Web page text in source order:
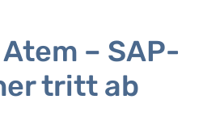
– SAP-
tritt ab